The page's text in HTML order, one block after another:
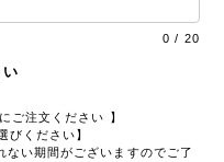
0 / 20
い
ご注文ください 】
びください】
い期間がございますのでご了